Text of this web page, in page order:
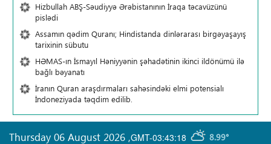
Hizbullah ABŞ-Səudiyyə Ərəbistanının İraqa təcavüzünü
pislədi
Assamın qədim Quranı; Hindistanda dinlərarası birgəyaşayış
tarixinin sübutu
HƏMAS-ın İsmayıl Həniyyənin şəhadətinin ikinci ildönümü ilə
bağlı bəyanatı
İranın Quran araşdırmaları sahəsindəki elmi potensialı
İndoneziyada təqdim edilib.
GMT-03:43:18 8.99°
Thursday 06 August 2026 ,